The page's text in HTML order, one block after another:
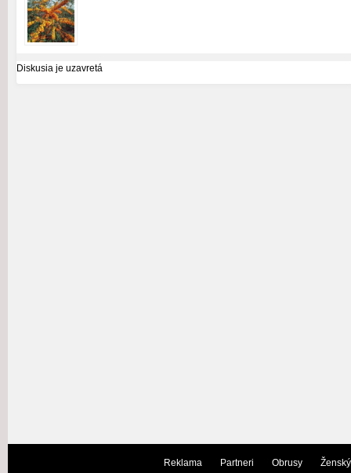
Diskusia je uzavretá
Reklama Partneri Obrusy